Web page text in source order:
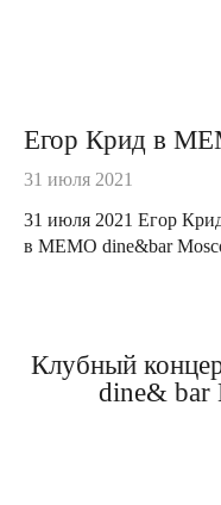
Егор Крид в
31 июля 2021
31 июля 2021 Егор
в МЕМО dine&bar
Клубный
dine& bar